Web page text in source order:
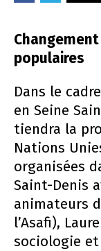
populaires
Dans le
en Seine
tiendra la
Nations
organisées
Saint-Denis
animateurs
l’Asafi),
sociologie et